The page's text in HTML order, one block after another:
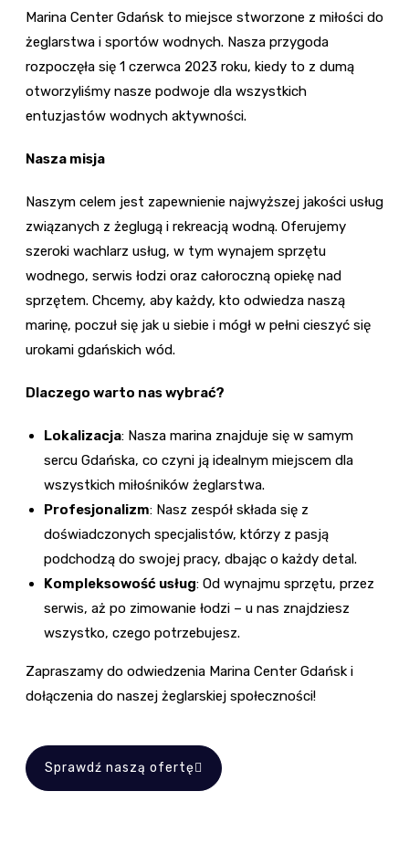
Marina Center Gdańsk to miejsce stworzone z miłości do
żeglarstwa i sportów wodnych. Nasza przygoda
rozpoczęła się 1 czerwca 2023 roku, kiedy to z dumą
otworzyliśmy nasze podwoje dla wszystkich
entuzjastów wodnych aktywności.
Nasza misja
Naszym celem jest zapewnienie najwyższej jakości usług
związanych z żeglugą i rekreacją wodną. Oferujemy
szeroki wachlarz usług, w tym wynajem sprzętu
wodnego, serwis łodzi oraz całoroczną opiekę nad
sprzętem. Chcemy, aby każdy, kto odwiedza naszą
marinę, poczuł się jak u siebie i mógł w pełni cieszyć się
urokami gdańskich wód.​
Dlaczego warto nas wybrać?
Lokalizacja: Nasza marina znajduje się w samym
sercu Gdańska, co czyni ją idealnym miejscem dla
wszystkich miłośników żeglarstwa. ​
Profesjonalizm: Nasz zespół składa się z
doświadczonych specjalistów, którzy z pasją
podchodzą do swojej pracy, dbając o każdy detal.​
Kompleksowość usług: Od wynajmu sprzętu, przez
serwis, aż po zimowanie łodzi – u nas znajdziesz
wszystko, czego potrzebujesz.​
Zapraszamy do odwiedzenia Marina Center Gdańsk i
dołączenia do naszej żeglarskiej społeczności!
Sprawdź naszą ofertę